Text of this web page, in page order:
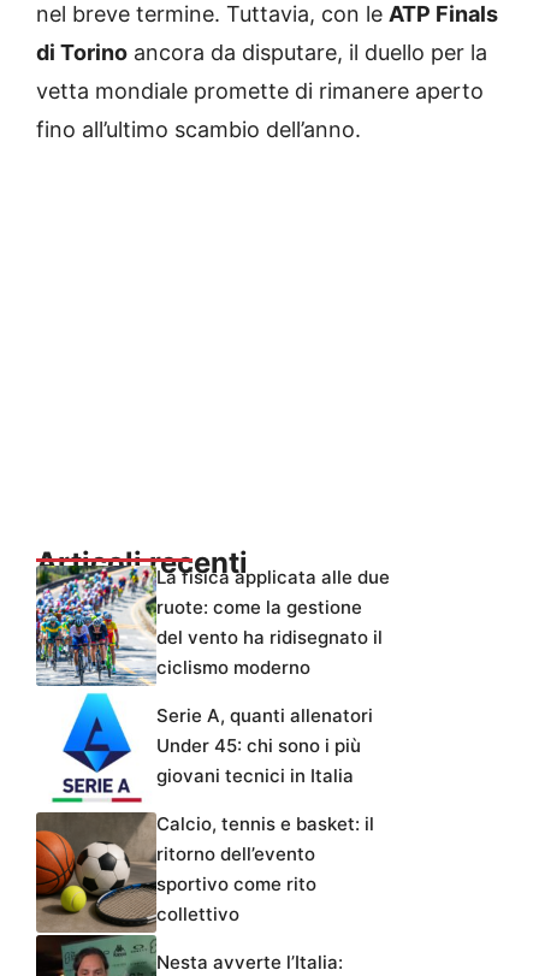
nel breve termine. Tuttavia, con le ATP Finals
di Torino ancora da disputare, il duello per la
vetta mondiale promette di rimanere aperto
fino all’ultimo scambio dell’anno.
Articoli recentiLa fisica applicata alle due
ruote: come la gestione
del vento ha ridisegnato il
ciclismo moderno
Serie A, quanti allenatori
Under 45: chi sono i più
giovani tecnici in Italia
Calcio, tennis e basket: il
ritorno dell’evento
sportivo come rito
collettivo
Nesta avverte l’Italia: